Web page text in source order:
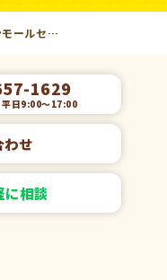
セミナー
1629
平日9:00～17:00
わせ
相談